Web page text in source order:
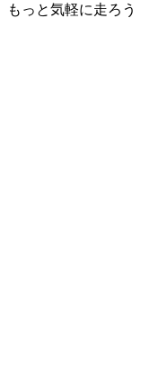
もっと気軽に走ろう